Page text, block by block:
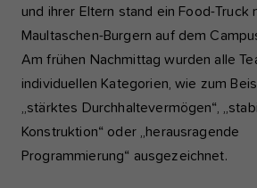
und ihrer Eltern stand ein Food-Truck
Maultaschen-Burgern auf dem
Am frühen Nachmittag wurden alle
individuellen Kategorien, wie zum
„stärktes Durchhaltevermögen“,
Konstruktion“ oder „herausragende
Programmierung“ ausgezeichnet.